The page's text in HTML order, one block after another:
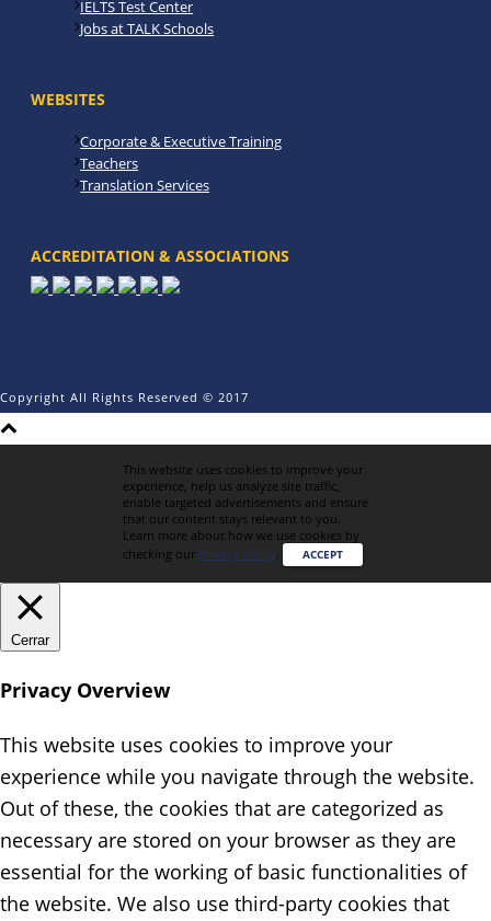
IELTS Test Center
Jobs at TALK Schools
WEBSITES
Corporate & Executive Training
Teachers
Translation Services
ACCREDITATION & ASSOCIATIONS
Copyright All Rights Reserved © 2017
This website uses cookies to improve your
experience, help us analyze site traffic,
enable targeted advertisements and ensure
that our content stays relevant to you.
Learn more about how we use cookies by
checking our Privacy Policy. ACCEPT
Cerrar
Privacy Overview
This website uses cookies to improve your
experience while you navigate through the website.
Out of these, the cookies that are categorized as
necessary are stored on your browser as they are
essential for the working of basic functionalities of
the website. We also use third-party cookies that